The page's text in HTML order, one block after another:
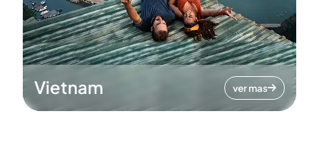
Vietnam ver mas